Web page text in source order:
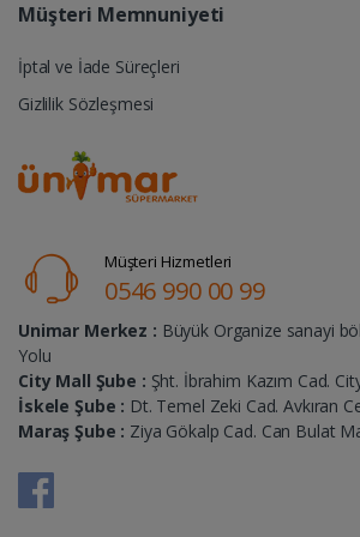
Müşteri Memnuniyeti
İptal ve İade Süreçleri
Gizlilik Sözleşmesi
Müşteri Hizmetleri
0546 990 00 99
Unimar Merkez : Büyük Organize sanayi
Yolu
City Mall Şube : Şht. İbrahim Kazım Cad.
İskele Şube : Dt. Temel Zeki Cad. Avkıran
Maraş Şube : Ziya Gökalp Cad. Can Bulat